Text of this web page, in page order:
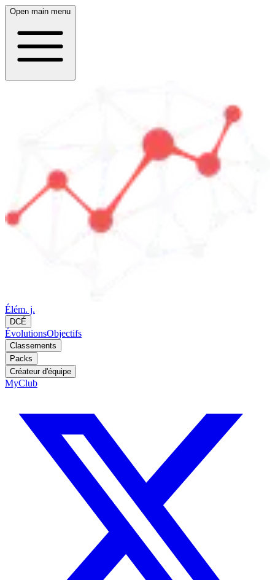
Open main menu
Élém. j.
DCÉ
ÉvolutionsObjectifs
Classements
Packs
Créateur d'équipe
MyClub